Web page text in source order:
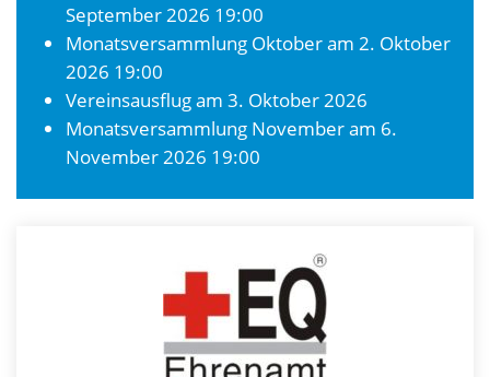
September 2026 19:00
Monatsversammlung Oktoberam 2. Oktober
2026 19:00
Vereinsausflugam 3. Oktober 2026
Monatsversammlung Novemberam 6.
November 2026 19:00